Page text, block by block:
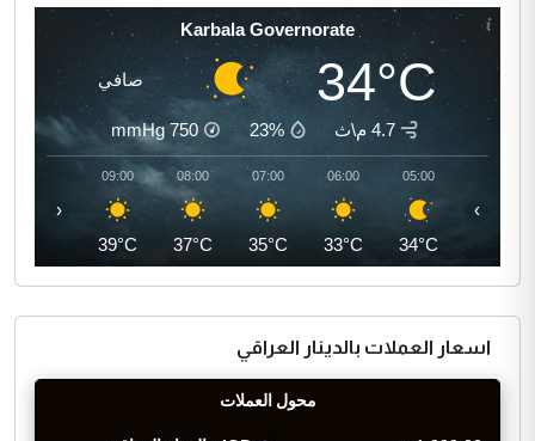
Karbala Governorate
34°C صافي
4.7 م\ث 23%
750
mmHg
05:00
34°C
06:00
33°C
07:00
35°C
08:00
37°C
09:00
39°C
‹ ›
اسعار العملات بالدينار العراقي